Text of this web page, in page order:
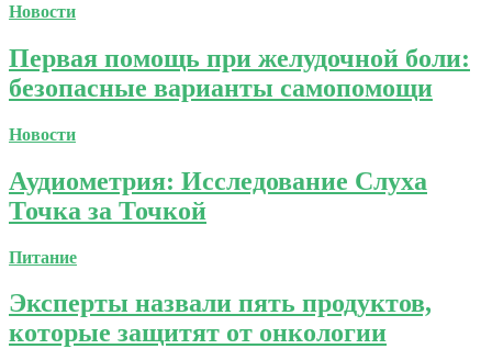
Новости
Первая помощь при желудочной боли:
безопасные варианты самопомощи
Новости
Аудиометрия: Исследование Слуха
Точка за Точкой
Питание
Эксперты назвали пять продуктов,
которые защитят от онкологии